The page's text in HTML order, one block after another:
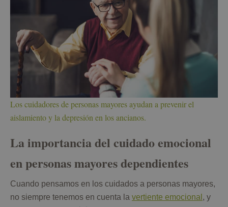
Los cuidadores de personas mayores ayudan a prevenir el
aislamiento y la depresión en los ancianos.
La importancia del cuidado emocional
en personas mayores dependientes
Cuando pensamos en los cuidados a personas mayores,
no siempre tenemos en cuenta la vertiente emocional , y